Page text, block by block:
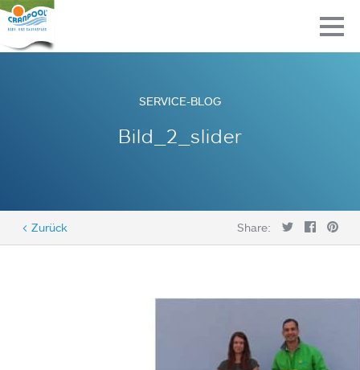
SERVICE-BLOG
Bild_2_slider
< Zurück Share: